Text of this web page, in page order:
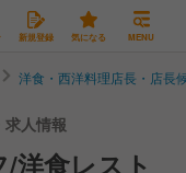
新規登録 気になる MENU
洋食・西洋料理店長・店長
人情報
/洋食レスト